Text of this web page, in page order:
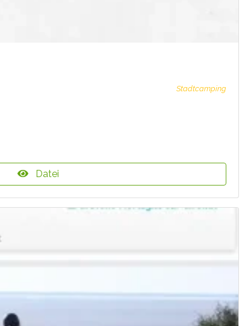
Stadtcamping
Datei